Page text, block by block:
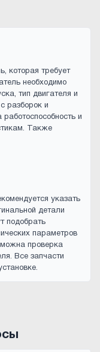
которая требует
необходимо
тип двигателя и
разборок и
и
Также
указать
детали
подобрать
параметров
проверка
Все запчасти